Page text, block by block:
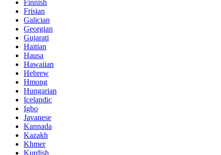
Finnish
Frisian
Galician
Georgian
Gujarati
Haitian
Hausa
Hawaiian
Hebrew
Hmong
Hungarian
Icelandic
Igbo
Javanese
Kannada
Kazakh
Khmer
Kurdish